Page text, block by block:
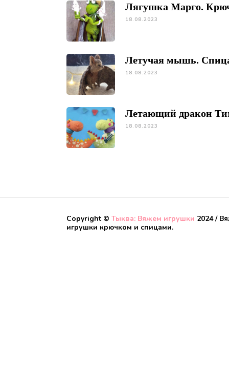
Лягушка Марго.
18.08.2023
Летучая мышь.
18.08.2023
Летающий дракон
18.08.2023
Copyright © Тыква: Вяжем игрушки 2024 /
игрушки крючком и спицами.